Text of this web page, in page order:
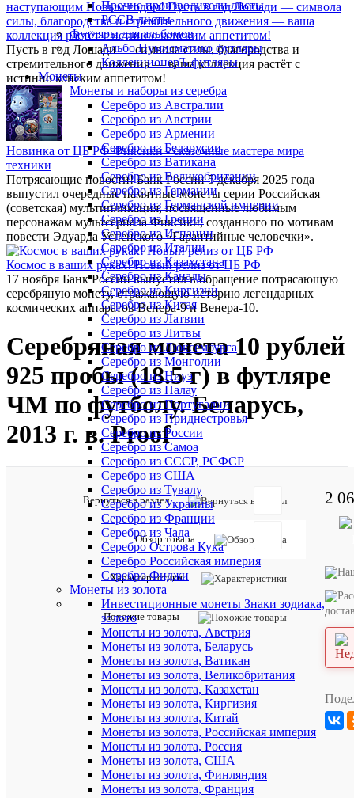
Прочие производители листы
РССВ листы
Футляры для альбомов
Альбо Нумисматико футляры
КоллекционерЪ футляры
Монеты
Монеты и наборы из серебра
Серебро из Австралии
Серебро из Австрии
Серебро из Армении
Серебро из Беларусии
Серебро из Ватикана
Серебро из Великобритании
Серебро из Германии
Серебро из Германской империи
Серебро из Греции
Серебро из Испании
Серебро из Италии
Серебро из Казахстана
Серебро из Канады
Серебро из Киргизии
Серебро из Китая
Серебро из Латвии
Серебро из Литвы
Серебро из Люксембурга
Серебро из Монголии
Серебро из Ниуэ
Серебро из Палау
Серебро из Португалии
Серебро из Приднестровья
Серебро из России
Серебро из Самоа
Серебро из СССР, РСФСР
Серебро из США
Серебро из Тувалу
Серебро из Украины
Серебро из Франции
Серебро из Чада
Серебро Острова Кука
Серебро Российская империя
Серебро Фиджи
Монеты из золота
Инвестиционные монеты Знаки зодиака,
золото
Монеты из золота, Австрия
Монеты из золота, Беларусь
Монеты из золота, Ватикан
Монеты из золота, Великобритания
Монеты из золота, Казахстан
Монеты из золота, Киргизия
Монеты из золота, Китай
Монеты из золота, Российская империя
Монеты из золота, Россия
Монеты из золота, США
Монеты из золота, Финляндия
Монеты из золота, Франция
наступающим Новым годом! Пусть в год Лошади — символа
силы, благородства и стремительного движения — ваша
коллекция растёт с истинно конским аппетитом!
Пусть в год Лошади — символа силы, благородства и
стремительного движения — ваша коллекция растёт с
истинно конским аппетитом!
Новинка от ЦБ РФ Фиксики - сказочные мастера мира
техники
Потрясающие новости! Банк России 5 декабря 2025 года
выпустил очередные памятные монеты серии Российская
(советская) мультипликация, посвященные любимым
персонажам мультсериала Фиксики, созданного по мотивам
повести Эдуарда Успенского «Гарантийные человечки».
Космос в ваших руках! Новый релиз от ЦБ РФ
17 ноября Банк России выпустил в обращение потрясающую
серебряную монету, отражающую историю легендарных
космических аппаратов Венера-9 и Венера-10.
Серебряная монета 10 рублей
925 пробы (18.5 г) в футляре
ЧМ по футболу. Беларусь,
2013 г. в. Proof
Вернуться в раздел
Обзор товара
Характеристики
Похожие товары
отзыв
Артикул:
монета
10
2